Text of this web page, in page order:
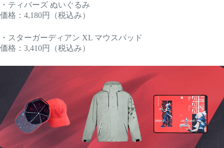
・ティバーズ ぬいぐるみ
価格：4,180円（税込み）
・スターガーディアン XL マウスパッド
価格：3,410円（税込み）